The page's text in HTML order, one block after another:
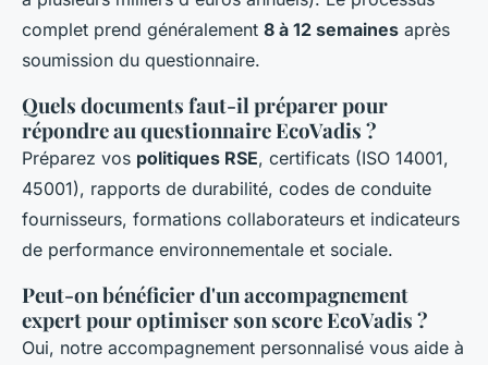
complet prend généralement 8 à 12 semaines après
soumission du questionnaire.
Quels documents faut-il préparer pour
répondre au questionnaire EcoVadis ?
Préparez vos politiques RSE, certificats (ISO 14001,
45001), rapports de durabilité, codes de conduite
fournisseurs, formations collaborateurs et indicateurs
de performance environnementale et sociale.
Peut-on bénéficier d'un accompagnement
expert pour optimiser son score EcoVadis ?
Oui, notre accompagnement personnalisé vous aide à